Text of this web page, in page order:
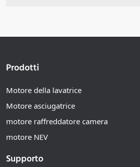
Prodotti
Motore della lavatrice
Motore asciugatrice
motore raffreddatore camera
motore NEV
Supporto